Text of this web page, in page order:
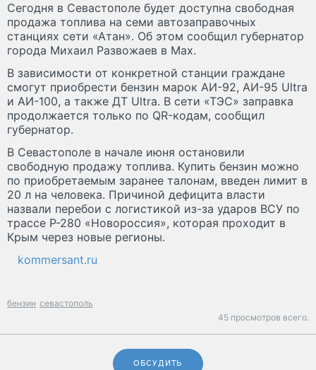
Сегодня в Севастополе будет доступна свободная
продажа топлива на семи автозаправочных
станциях сети «Атан». Об этом сообщил губернатор
города Михаил Развожаев в Мах.
В зависимости от конкретной станции граждане
смогут приобрести бензин марок АИ-92, АИ-95 Ultra
и АИ-100, а также ДТ Ultra. В сети «ТЭС» заправка
продолжается только по QR-кодам, сообщил
губернатор.
В Севастополе в начале июня остановили
свободную продажу топлива. Купить бензин можно
по приобретаемым заранее талонам, введен лимит в
20 л на человека. Причиной дефицита власти
назвали перебои с логистикой из-за ударов ВСУ по
трассе Р-280 «Новороссия», которая проходит в
Крым через новые регионы.
kommersant.ru
бензин севастополь
45 просмотров всего.
ОБСУДИТЬ